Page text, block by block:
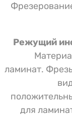
Режущий
ламинат.
для